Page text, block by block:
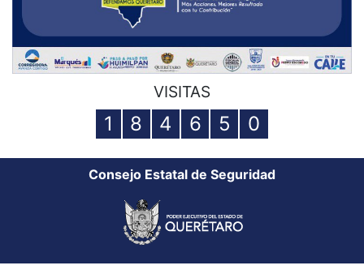
VISITAS
1 8 4 6 5 0
Consejo Estatal de Seguridad